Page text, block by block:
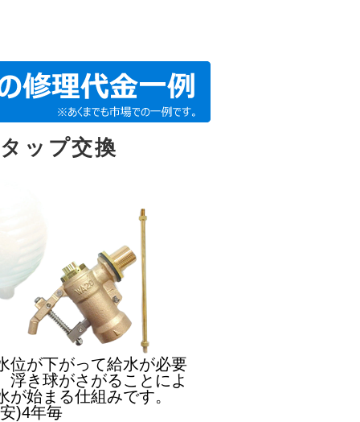
ップ交換
位が下がって給水が必要
浮き球がさがることによ
が始まる仕組みです。
)4年毎